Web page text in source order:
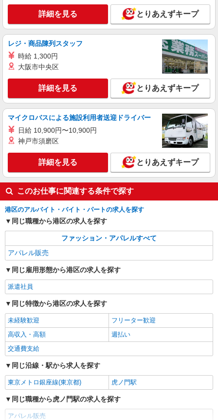
アパレル販売
時給1500円〜1550円 給与例 255,750円＋交
通費全額＋残業代一分単位 ※時給1,550円×実働7
時間30分×22日勤務の場合。お時給は一例です。
ご経験により異なります。
107-0052 東京都港区赤坂9-7-3 東京ミッドタ
ウン ガレリア 2F
キープ 詳細を見る
株式会社シーエーセールススタッフ/tkOR32076a
アパレル販売
時給1500円 給与例 264,000円＋交通費全額＋
残業代一分単位 ※時給1,500円×実働8時間×22日
勤務の場合。お時給は一例です。ご経験により異
東京都港区虎ノ門1丁目17-1 虎ノ門ヒルズ ビ
ジネスタワー 2階
キープ 詳細を見る
詳細を見る とりあえずキープ
レジ・商品陳列スタッフ
時給 1,300円
大阪市中央区
詳細を見る とりあえずキープ
マイクロバスによる施設利用者送迎ドライバー
日給 10,900円〜10,900円
神戸市須磨区
詳細を見る とりあえずキープ
このお仕事に関連する条件で探す
港区のアルバイト・バイト・パートの求人を探す
同じ職種から港区の求人を探す
ファッション・アパレルすべて
アパレル販売
同じ雇用形態から港区の求人を探す
派遣社員
同じ特徴から港区の求人を探す
未経験歓迎
フリーター歓迎
高収入・高額
週払い
交通費支給
同じ沿線・駅から求人を探す
東京メトロ銀座線(東京都) 虎ノ門駅
同じ職種から虎ノ門駅の求人を探す
アパレル販売